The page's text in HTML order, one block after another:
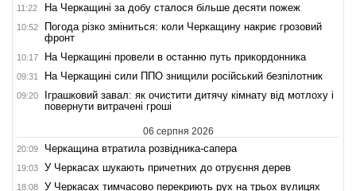
11:22 На Черкащині за добу сталося більше десяти пожеж
10:52
Погода різко зміниться: коли Черкащину накриє грозовий
фронт
10:17 На Черкащині провели в останню путь прикордонника
09:31 На Черкащині сили ППО знищили російський безпілотник
09:20
Іграшковий завал: як очистити дитячу кімнату від мотлоху і
повернути витрачені гроші
06 серпня 2026
20:09 Черкащина втратила розвідника-сапера
19:03 У Черкасах шукають причетних до отруєння дерев
18:08 У Черкасах тимчасово перекриють рух на трьох вулицях